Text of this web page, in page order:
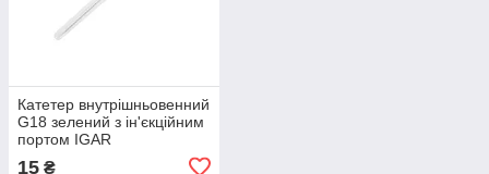
Катетер внутрішньовенний
G18 зелений з ін'єкційним
портом IGAR
15 ₴